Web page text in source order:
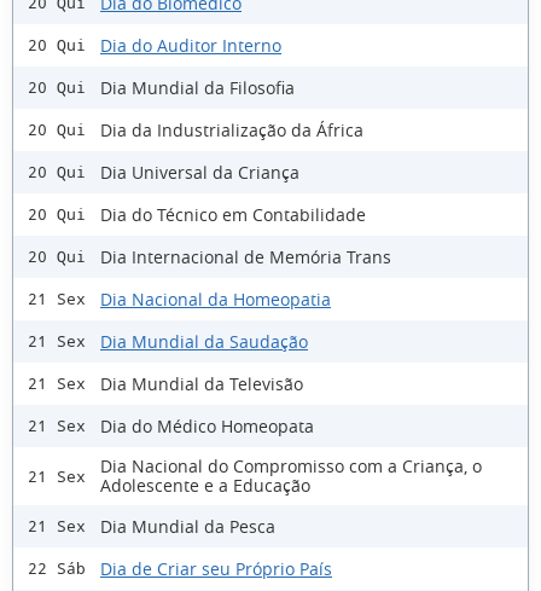
20 Qui Dia do Auditor Interno
20 Qui Dia Mundial da Filosofia
20 Qui Dia da Industrialização da África
20 Qui Dia Universal da Criança
20 Qui Dia do Técnico em Contabilidade
20 Qui Dia Internacional de Memória Trans
21 Sex Dia Nacional da Homeopatia
21 Sex Dia Mundial da Saudação
21 Sex Dia Mundial da Televisão
21 Sex Dia do Médico Homeopata
21 Sex
Dia Nacional do Compromisso com a Criança, o
Adolescente e a Educação
21 Sex Dia Mundial da Pesca
22 Sáb Dia de Criar seu Próprio País